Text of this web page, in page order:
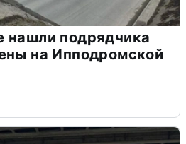
нашли подрядчика
на Ипподромской